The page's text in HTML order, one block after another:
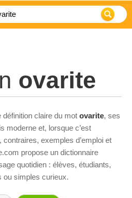
ovarite
claire du mot ovarite, ses
moderne et, lorsque c’est
exemples d’emploi et
propose un dictionnaire
quotidien : élèves, étudiants,
ou simples curieux.